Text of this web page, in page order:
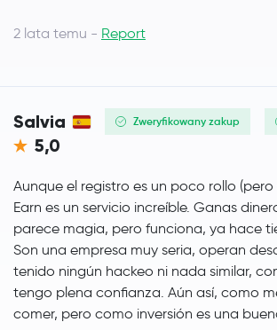
NeoNEO
MakerMKR
Basic Attention TokenBAT
SolanaSOL
EOSEOS
2 lata temu - Report
Salvia Zweryfikowany zakup
5,0
Aunque el registro es un poco rollo
Earn es un servicio increíble. Ganas
parece magia, pero funciona, ya hace
Son una empresa muy seria, operan
tenido ningún hackeo ni nada similar,
tengo plena confianza. Aún así, como
comer, pero como inversión es una